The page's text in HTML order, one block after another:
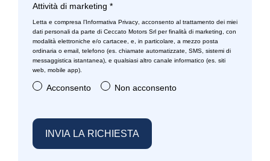
Traffic information
Attività di marketing *
Letta e compresa l’ Informativa Privacy, acconsento al trattamento dei miei
dati personali da parte di Ceccato Motors Srl per finalità di marketing, con
modalità elettroniche e/o cartacee, e, in particolare, a mezzo posta
ordinaria o email, telefono (es. chiamate automatizzate, SMS, sistemi di
messaggistica istantanea), e qualsiasi altro canale informatico (es. siti
web, mobile app).
Acconsento Non acconsento